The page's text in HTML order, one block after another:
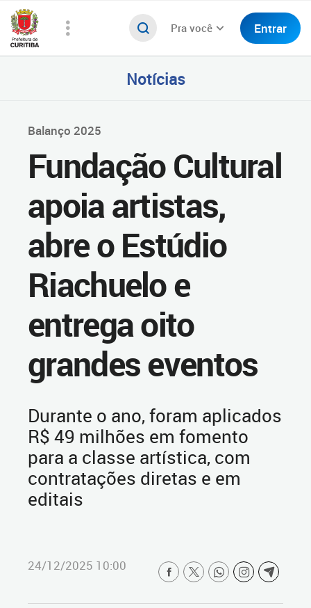
Pra você Entrar
Notícias
Balanço 2025
Fundação Cultural
apoia artistas,
abre o Estúdio
Riachuelo e
entrega oito
grandes eventos
Durante o ano, foram aplicados
R$ 49 milhões em fomento
para a classe artística, com
contratações diretas e em
editais
24/12/2025 10:00